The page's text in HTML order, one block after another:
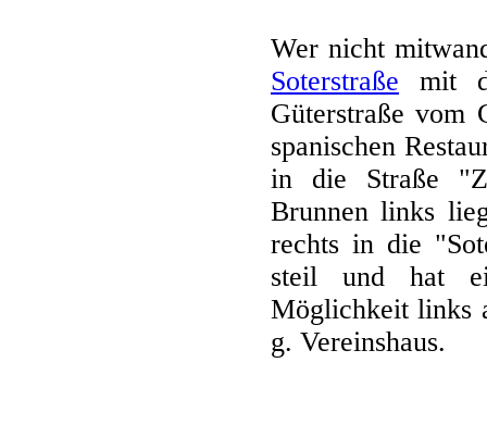
Wer nicht
Soterstraße mit
Güterstraße vom
spanischen
in die Straße
Brunnen links
rechts in die
steil und hat
Möglichkeit links
g. Vereinshaus.